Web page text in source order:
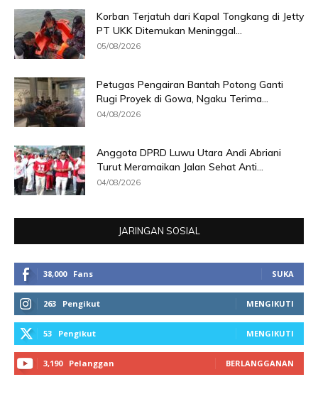
Korban Terjatuh dari Kapal Tongkang di Jetty
PT UKK Ditemukan Meninggal...
05/08/2026
Petugas Pengairan Bantah Potong Ganti
Rugi Proyek di Gowa, Ngaku Terima...
04/08/2026
Anggota DPRD Luwu Utara Andi Abriani
Turut Meramaikan Jalan Sehat Anti...
04/08/2026
JARINGAN SOSIAL
38,000 Fans SUKA
263 Pengikut MENGIKUTI
53 Pengikut MENGIKUTI
3,190 Pelanggan BERLANGGANAN